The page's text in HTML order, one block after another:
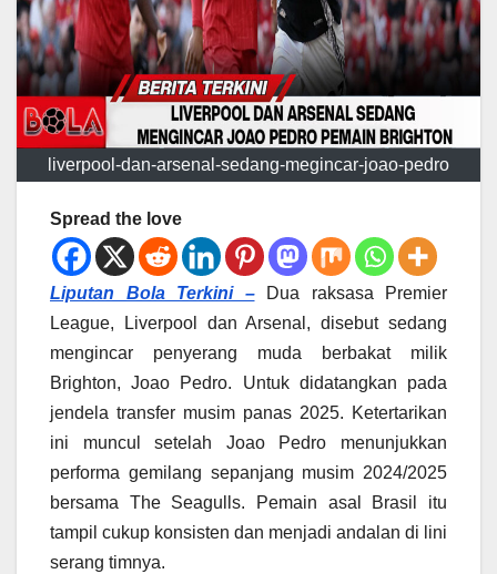
liverpool-dan-arsenal-sedang-megincar-joao-pedro
Spread the love
Liputan Bola Terkini –Dua raksasa Premier
League, Liverpool dan Arsenal, disebut sedang
mengincar penyerang muda berbakat milik
Brighton, Joao Pedro. Untuk didatangkan pada
jendela transfer musim panas 2025. Ketertarikan
ini muncul setelah Joao Pedro menunjukkan
performa gemilang sepanjang musim 2024/2025
bersama The Seagulls. Pemain asal Brasil itu
tampil cukup konsisten dan menjadi andalan di lini
serang timnya.